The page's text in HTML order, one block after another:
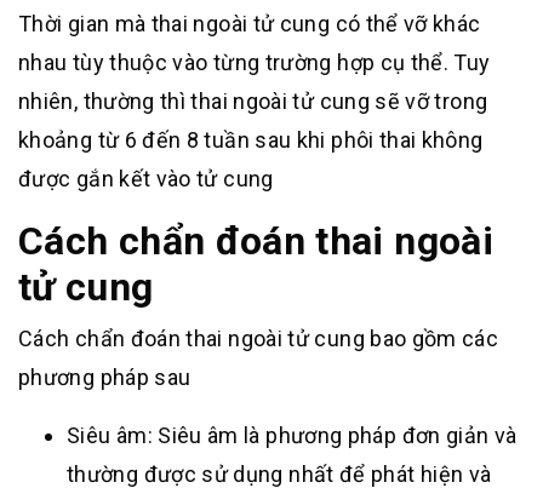
Thời gian mà thai ngoài tử cung có thể vỡ khác
nhau tùy thuộc vào từng trường hợp cụ thể. Tuy
nhiên, thường thì thai ngoài tử cung sẽ vỡ trong
khoảng từ 6 đến 8 tuần sau khi phôi thai không
được gắn kết vào tử cung
Cách chẩn đoán thai ngoài
tử cung
Cách chẩn đoán thai ngoài tử cung bao gồm các
phương pháp sau
Siêu âm: Siêu âm là phương pháp đơn giản và
thường được sử dụng nhất để phát hiện và